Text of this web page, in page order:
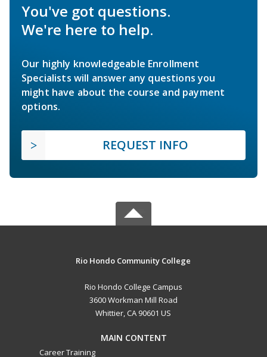
You've got questions.
We're here to help.
Our highly knowledgeable Enrollment
Specialists will answer any questions you
might have about the course and payment
options.
REQUEST INFO
Rio Hondo Community College
Rio Hondo College Campus
3600 Workman Mill Road
Whittier, CA 90601 US
MAIN CONTENT
Career Training